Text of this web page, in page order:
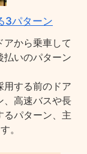
3パターン
アから乗車して
払いのパターン
用する前のドア
、高速バスや長
るパターン、主
。